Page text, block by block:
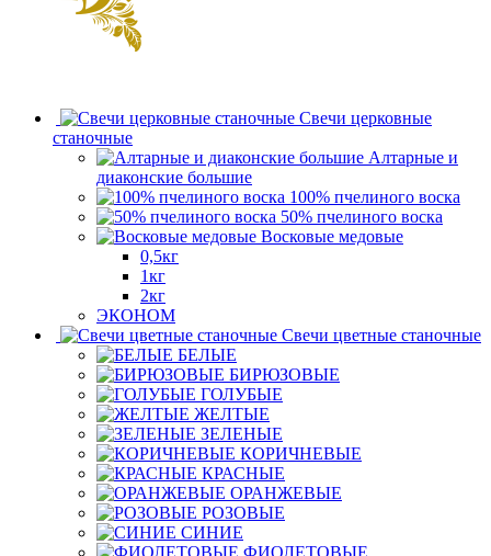
Свечи церковные
станочные
Алтарные и
диаконские большие
100% пчелиного воска
50% пчелиного воска
Восковые медовые
0,5кг
1кг
2кг
ЭКОНОМ
Свечи цветные станочные
БЕЛЫЕ
БИРЮЗОВЫЕ
ГОЛУБЫЕ
ЖЕЛТЫЕ
ЗЕЛЕНЫЕ
КОРИЧНЕВЫЕ
КРАСНЫЕ
ОРАНЖЕВЫЕ
РОЗОВЫЕ
СИНИЕ
ФИОЛЕТОВЫЕ